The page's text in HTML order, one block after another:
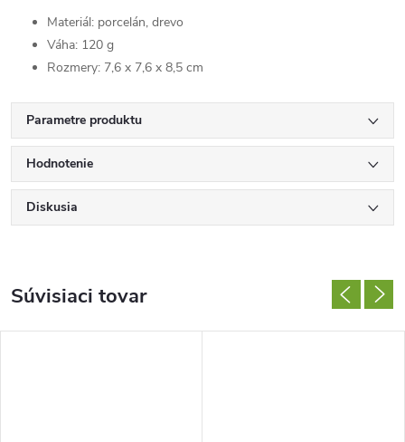
Materiál: porcelán, drevo
Váha: 120 g
Rozmery: 7,6 x 7,6 x 8,5 cm
Parametre produktu
Hodnotenie
Diskusia
Súvisiaci tovar